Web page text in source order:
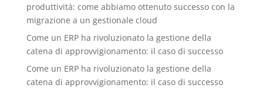
produttività: come abbiamo ottenuto successo con la
migrazione a un gestionale cloud
Come un ERP ha rivoluzionato la gestione della
catena di approvvigionamento: il caso di successo
Come un ERP ha rivoluzionato la gestione della
catena di approvvigionamento: il caso di successo